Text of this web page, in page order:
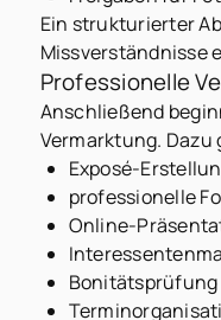
Ein strukturierter
Missverständnisse
Professionelle
Anschließend
Vermarktung. Dazu
Exposé-
professionelle
Online-
Bonitätsprüfung